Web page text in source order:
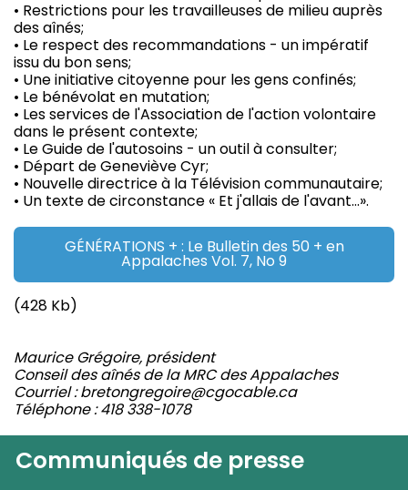
• Restrictions pour les travailleuses de milieu auprès
des aînés;
• Le respect des recommandations - un impératif
issu du bon sens;
• Une initiative citoyenne pour les gens confinés;
• Le bénévolat en mutation;
• Les services de l'Association de l'action volontaire
dans le présent contexte;
• Le Guide de l'autosoins - un outil à consulter;
• Départ de Geneviève Cyr;
• Nouvelle directrice à la Télévision communautaire;
• Un texte de circonstance « Et j'allais de l'avant…».
GÉNÉRATIONS + : Le Bulletin des 50 + en
Appalaches Vol. 7, No 9
(428 Kb)
Maurice Grégoire, président
Conseil des aînés de la MRC des Appalaches
Courriel : bretongregoire@cgocable.ca
Téléphone : 418 338-1078
Communiqués de presse